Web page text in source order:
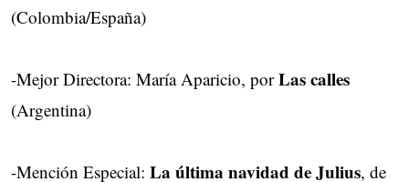
(Colombia/España)
-Mejor Directora: María Aparicio, porLas calles
(Argentina)
-Mención Especial: La última navidad de Julius, de